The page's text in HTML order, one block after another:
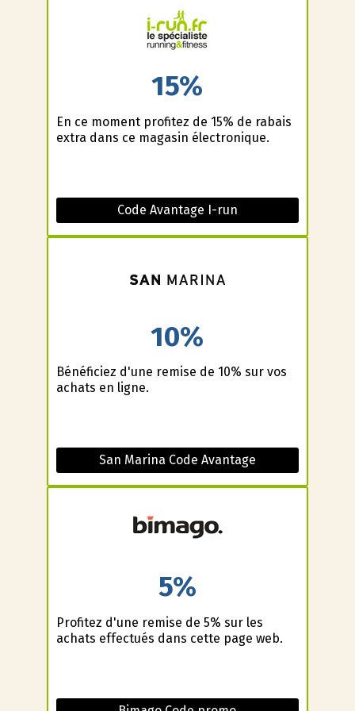
15%
En ce moment profitez de 15% de rabais
extra dans ce magasin électronique.
Code Avantage I-run
10%
Bénéficiez d'une remise de 10% sur vos
achats en ligne.
San Marina Code Avantage
5%
Profitez d'une remise de 5% sur les
achats effectués dans cette page web.